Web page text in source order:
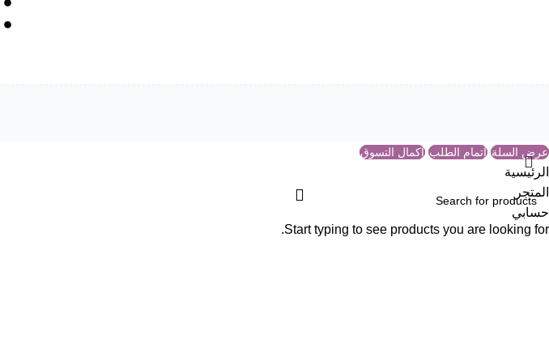
Start typing to see products you are looking for.
عرض السلة إتمام الطلب إكمال التسوق
الرئيسية
المتجر
حسابي